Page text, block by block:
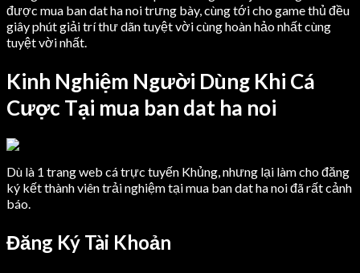
được mua ban dat ha noi trưng bày, cùng tới cho game thủ đều
giây phút giải trí thư dãn tuyệt vời cùng hoàn hảo nhất cùng
tuyệt vời nhất.
Kinh Nghiệm Người Dùng Khi Cá
Cược Tại mua ban dat ha noi
Dù là 1 trang web cá trực tuyến Khủng, nhưng lại làm cho đăng
ký kết thành viên trải nghiệm tại mua ban dat ha noi đã rất cảnh
báo.
Đăng Ký Tài Khoản